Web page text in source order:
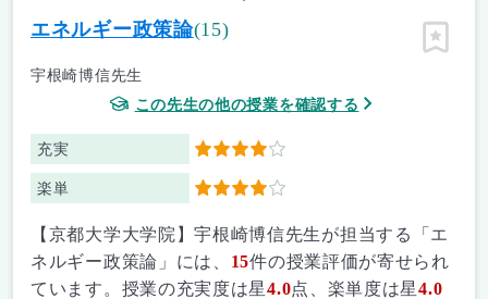
エネルギー政策論(15)
宇根崎博信先生
この先生の他の授業を確認する
充実 4
楽単 4
ピン留
【京都大学大学院】宇根崎博信先生が担当する「エ
ネルギー政策論」には、 15件の授業評価が寄せられ
ています。授業の充実度は星4.0点、楽単度は星4.0